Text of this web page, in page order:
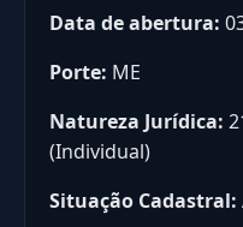
Data de abertura:
Porte: ME
Natureza Jurídica:
(Individual)
Situação Cadastral: